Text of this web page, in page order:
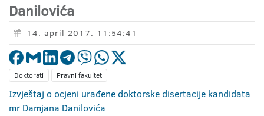
Danilovića
14. april 2017. 11:54:41
Doktorati Pravni fakultet
Izvještaj o ocjeni urađene doktorske disertacije kandidata
mr Damjana Danilovića